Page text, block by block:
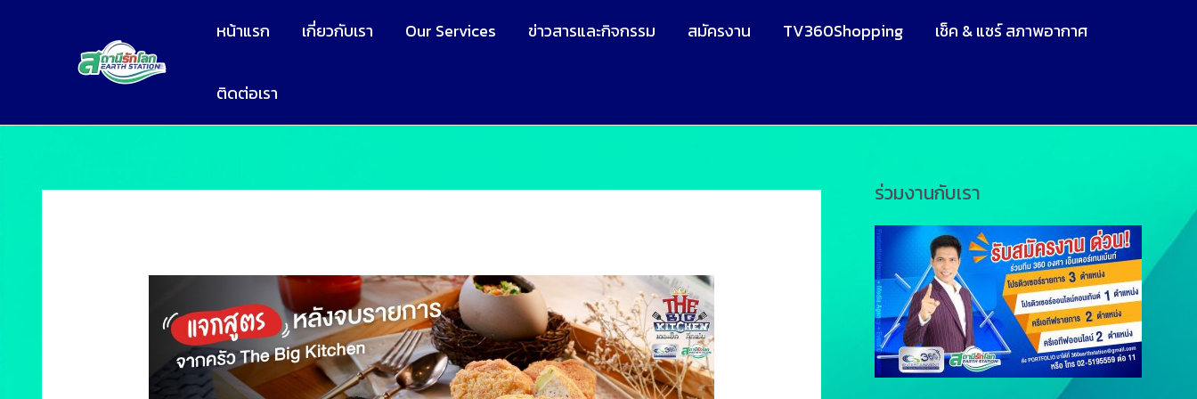
หน้าแรก เกี่ยวกับเรา Our Services ข่าวสารและกิจกรรม สมัครงาน TV360Shopping เช็ค & แชร์ สภาพอากาศ
ติดต่อเรา
ร่วมงานกับเรา